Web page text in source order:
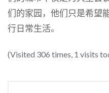
们的家园，他们只是希望
行日常生活。
(Visited 306 times, 1 visits